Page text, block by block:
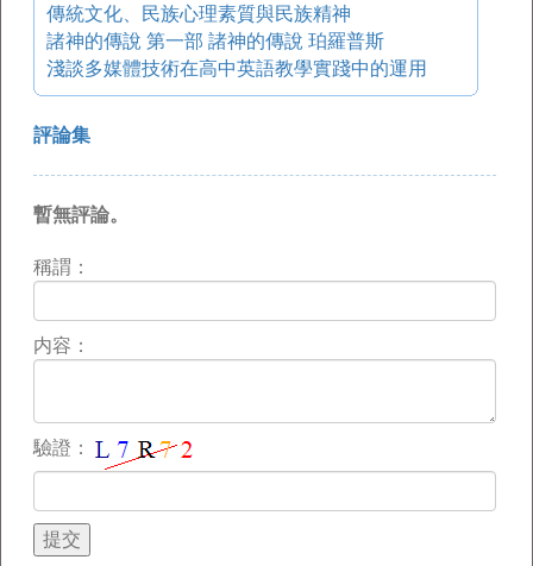
傳統文化、民族心理素質與民族精神
諸神的傳說 第一部 諸神的傳說 珀羅普斯
淺談多媒體技術在高中英語教學實踐中的運用
評論集
暫無評論。
稱謂：
内容：
驗證：